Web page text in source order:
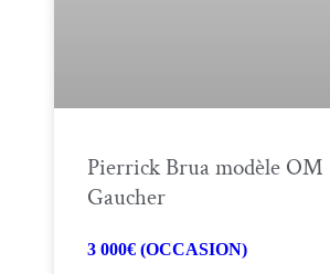
Pierrick Brua modèle OM
Gaucher
3 000€ (OCCASION)